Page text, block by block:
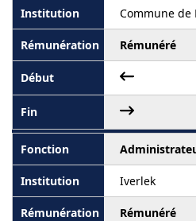
Commune de
Rémunéré
Iverlek
Rémunéré